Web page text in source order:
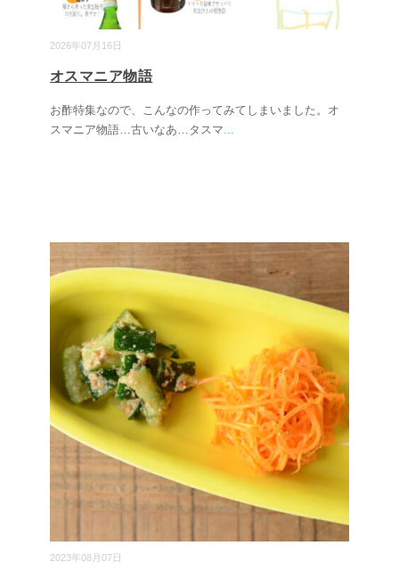
2026年07月16日
オスマニア物語
お酢特集なので、こんなの作ってみてしまいました。オ
スマニア物語…古いなあ…タスマ...
2023年08月07日